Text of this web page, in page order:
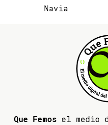
Navia
Que Femos el medio